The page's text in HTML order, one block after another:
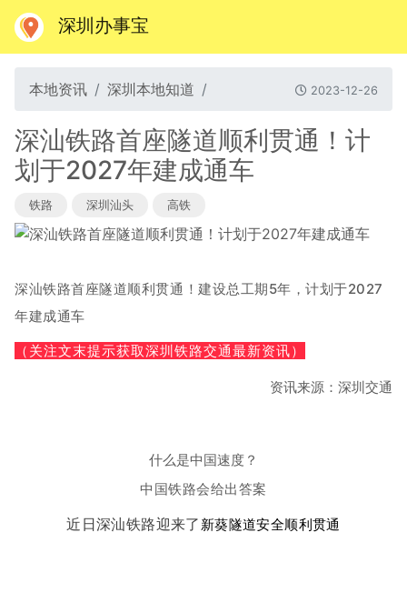
深圳办事宝
本地资讯 深圳本地知道 2023-12-26
深汕铁路首座隧道顺利贯通！计
划于2027年建成通车
铁路 深圳汕头 高铁
深汕铁路首座隧道顺利贯通！建设总工期5年，计划于2027
年建成通车
（关注文末提示获取深圳铁路交通最新资讯）
资讯来源：深圳交通
什么是中国速度？
中国铁路会给出答案
近日深汕铁路迎来了 新葵隧道安全顺利贯通